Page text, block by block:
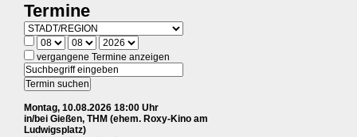
Termine
vergangene Termine anzeigen
Montag, 10.08.2026 18:00 Uhr
in/bei Gießen, THM (ehem. Roxy-Kino am
Ludwigsplatz)